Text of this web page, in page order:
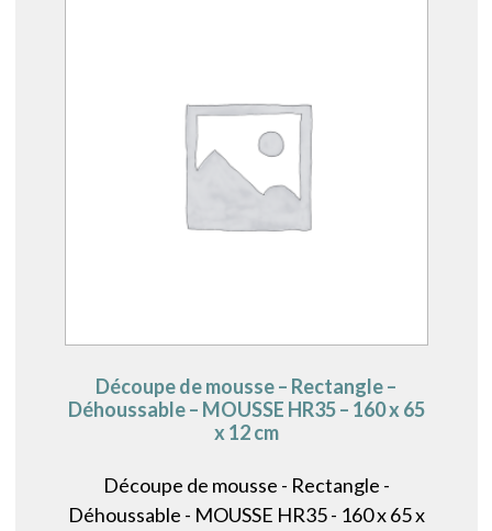
Découpe de mousse – Rectangle –
Déhoussable – MOUSSE HR35 – 160 x 65
x 12 cm
Découpe de mousse - Rectangle -
Déhoussable - MOUSSE HR35 - 160 x 65 x